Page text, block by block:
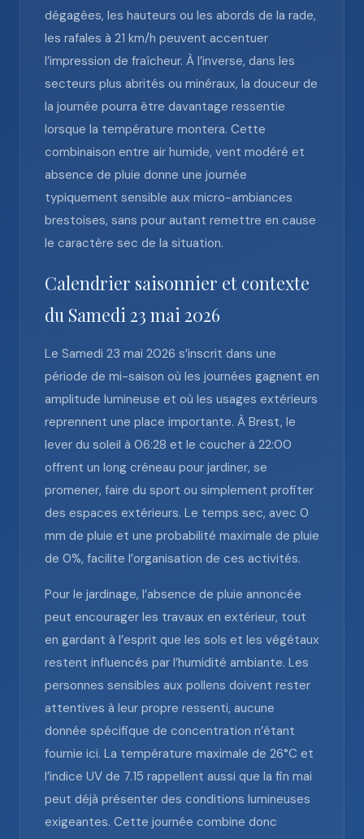
dégagées, les hauteurs ou les abords de la rade,
les rafales à 21 km/h peuvent accentuer
l’impression de fraîcheur. À l’inverse, dans les
secteurs plus abrités ou minéraux, la douceur de
la journée pourra être davantage ressentie
lorsque la température montera. Cette
combinaison entre air humide, vent modéré et
absence de pluie donne une journée
typiquement sensible aux micro-ambiances
brestoises, sans pour autant remettre en cause
le caractère sec de la situation.
Calendrier saisonnier et contexte
du Samedi 23 mai 2026
Le Samedi 23 mai 2026 s’inscrit dans une
période de mi-saison où les journées gagnent en
amplitude lumineuse et où les usages extérieurs
reprennent une place importante. À Brest, le
lever du soleil à 06:28 et le coucher à 22:00
offrent un long créneau pour jardiner, se
promener, faire du sport ou simplement profiter
des espaces extérieurs. Le temps sec, avec 0
mm de pluie et une probabilité maximale de pluie
de 0%, facilite l’organisation de ces activités.
Pour le jardinage, l’absence de pluie annoncée
peut encourager les travaux en extérieur, tout
en gardant à l’esprit que les sols et les végétaux
restent influencés par l’humidité ambiante. Les
personnes sensibles aux pollens doivent rester
attentives à leur propre ressenti, aucune
donnée spécifique de concentration n’étant
fournie ici. La température maximale de 26°C et
l’indice UV de 7.15 rappellent aussi que la fin mai
peut déjà présenter des conditions lumineuses
exigeantes. Cette journée combine donc